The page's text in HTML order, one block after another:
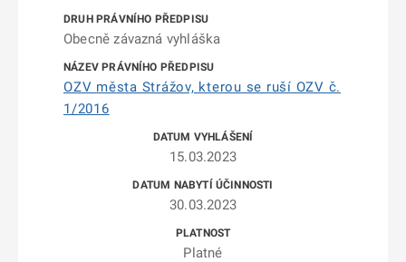
Obecně závazná vyhláška
OZV města Strážov, kterou se ruší OZV č.
1/2016
15.03.2023
30.03.2023
Platné